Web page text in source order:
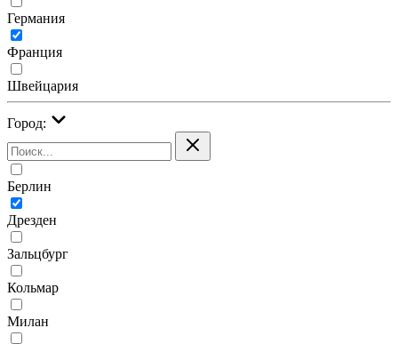
Германия
Франция
Швейцария
Город:
Берлин
Дрезден
Зальцбург
Кольмар
Милан